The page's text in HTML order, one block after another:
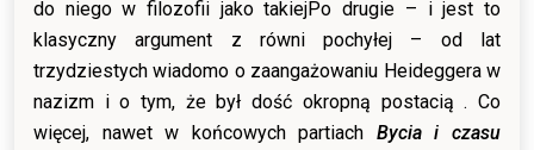
do niego w filozofii jako takiejPo drugie – i jest to
klasyczny argument z równi pochyłej – od lat
trzydziestych wiadomo o zaangażowaniu Heideggera w
nazizm i o tym, że był dość okropną postacią . Co
więcej, nawet w końcowych partiach Bycia i czasu